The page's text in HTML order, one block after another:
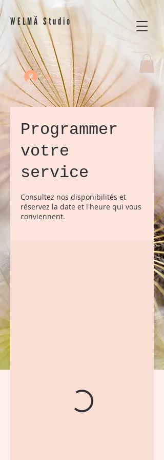
WELMÄ Studio
Se connecter
Programmer
votre
service
Consultez nos disponibilités et
réservez la date et l'heure qui vous
conviennent.